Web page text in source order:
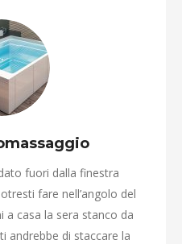
fuori dalla finestra
fare nell’angolo del
a casa la sera stanco da
andrebbe di staccare la